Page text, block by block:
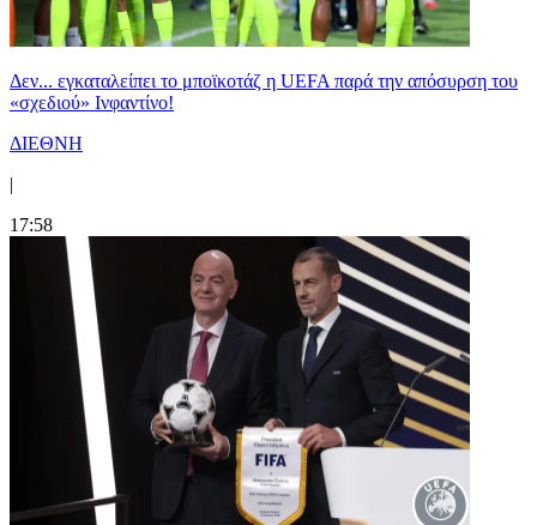
Δεν... εγκαταλείπει το μποϊκοτάζ η UEFA παρά την απόσυρση του
«σχεδιού» Ινφαντίνο!
ΔΙΕΘΝΗ
|
17:58